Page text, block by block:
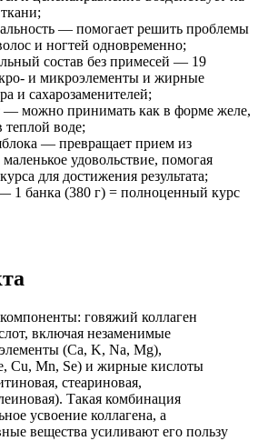
— помогает решить проблемы
и ногтей одновременно;
состав без примесей — 19
и микроэлементы и жирные
и сахарозаменителей;
можно принимать как в форме желе,
теплой воде;
— превращает прием из
удовольствие, помогая
для достижения результата;
1 банка (380 г) = полноценный курс
говяжий коллаген
включая незаменимые
(Ca, K, Na, Mg),
Cu, Mn, Se) и жирные кислоты
стеариновая,
Такая комбинация
усвоение коллагена, а
вещества усиливают его пользу